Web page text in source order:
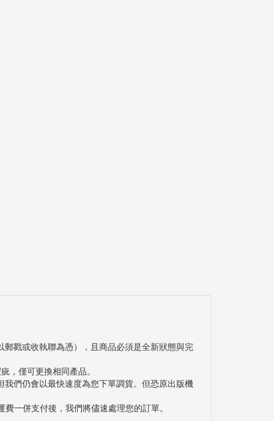
戳或收執聯為憑），且商品必須是全新狀態與完
，僅可更換相同產品。
們仍會以最快速度為您下單調貨。但恐原出版機
一併支付後，我們將儘速處理您的訂單。